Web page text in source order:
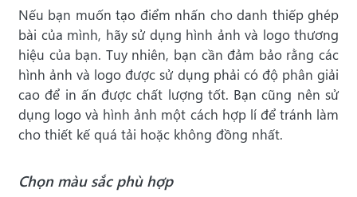
Nếu bạn muốn tạo điểm nhấn cho danh thiếp ghép
bài của mình, hãy sử dụng hình ảnh và logo thương
hiệu của bạn. Tuy nhiên, bạn cần đảm bảo rằng các
hình ảnh và logo được sử dụng phải có độ phân giải
cao để in ấn được chất lượng tốt. Bạn cũng nên sử
dụng logo và hình ảnh một cách hợp lí để tránh làm
cho thiết kế quá tải hoặc không đồng nhất.
Chọn màu sắc phù hợp